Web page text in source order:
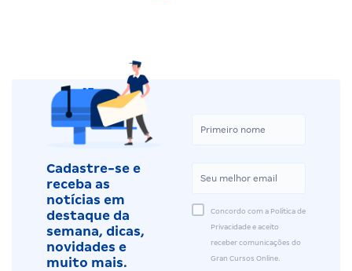
Cadastre-se e
receba as
notícias em
destaque da
semana, dicas,
novidades e
muito mais.
Concordo com a Política de
Privacidade e aceito
receber comunicações do
Gran Cursos Online.